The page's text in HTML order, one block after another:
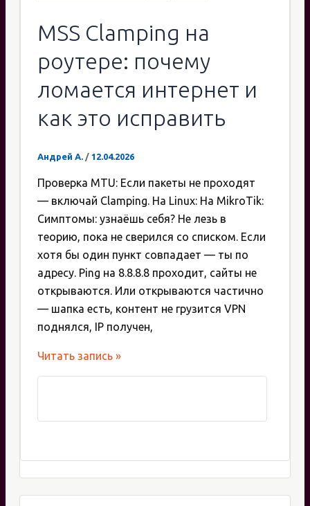
MSS Clamping на
роутере: почему
ломается интернет и
как это исправить
Андрей А. / 12.04.2026
Проверка MTU: Если пакеты не проходят
— включай Clamping. На Linux: На MikroTik:
Симптомы: узнаёшь себя? Не лезь в
теорию, пока не сверился со списком. Если
хотя бы один пункт совпадает — ты по
адресу. Ping на 8.8.8.8 проходит, сайты не
открываются. Или открываются частично
— шапка есть, контент не грузится VPN
поднялся, IP получен,
MSS
Clamping
интернет
и
как
Читать запись »